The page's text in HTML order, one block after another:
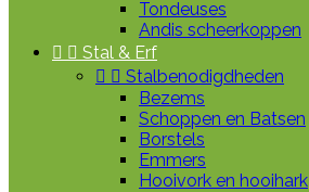
Tondeuses
Andis scheerkoppen
  Stal & Erf
  Stalbenodigdheden
Bezems
Schoppen en Batsen
Borstels
Emmers
Hooivork en hooihark